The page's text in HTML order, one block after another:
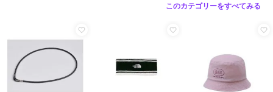
このカテゴリーをすべてみる